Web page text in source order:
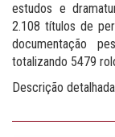
estudos e
2.108 títulos de
documentação
totalizando 5479
Descrição